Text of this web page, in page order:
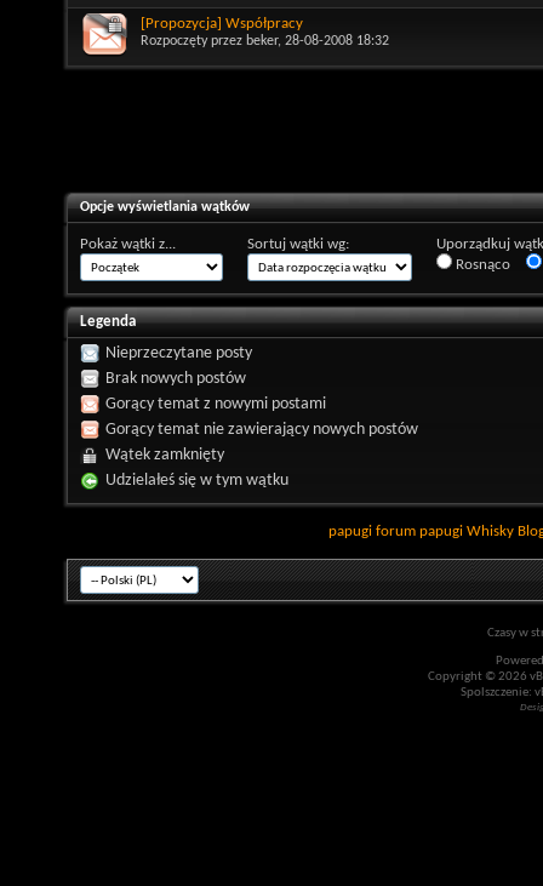
[Propozycja] Współpracy
Rozpoczęty przez beker, 28-08-2008 18:32
Opcje wyświetlania wątków
Pokaż wątki z... Sortuj wątki wg:
Uporządkuj
Rosnąco
Legenda
Nieprzeczytane posty
Brak nowych postów
Gorący temat z nowymi postami
Gorący temat nie zawierający nowych postów
Wątek zamknięty
Udzielałeś się w tym wątku
papugi forum papugi Whisky
Czasy w
Copyright © 2026
Spolszczenie: